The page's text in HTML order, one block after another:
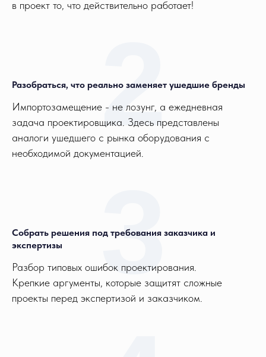
в проект то, что действительно работает!
Разобраться, что реально заменяет ушедшие бренды
Импортозамещение - не лозунг, а ежедневная
задача проектировщика. Здесь представлены
аналоги ушедшего с рынка оборудования с
необходимой документацией.
2
Собрать решения под требования заказчика и
экспертизы
Разбор типовых ошибок проектирования.
Крепкие аргументы, которые защитят сложные
проекты перед экспертизой и заказчиком.
3